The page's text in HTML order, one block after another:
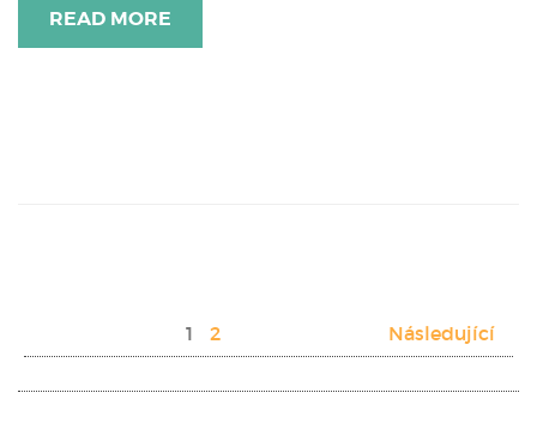
READ MORE
Stránkování
příspěvků
1 2 Následující